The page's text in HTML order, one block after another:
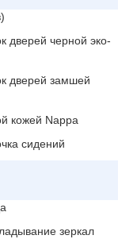
дверей черной эко-
дверей замшей
кожей Nappa
сидений
зеркал